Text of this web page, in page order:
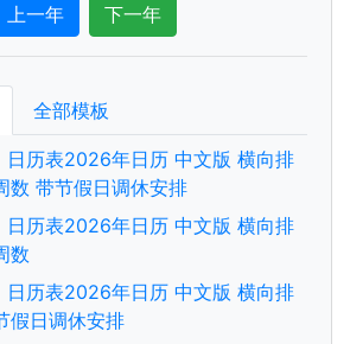
上一年 下一年
全部模板
历表2026年日历 中文版 横向排
数 带节假日调休安排
历表2026年日历 中文版 横向排
数
历表2026年日历 中文版 横向排
假日调休安排